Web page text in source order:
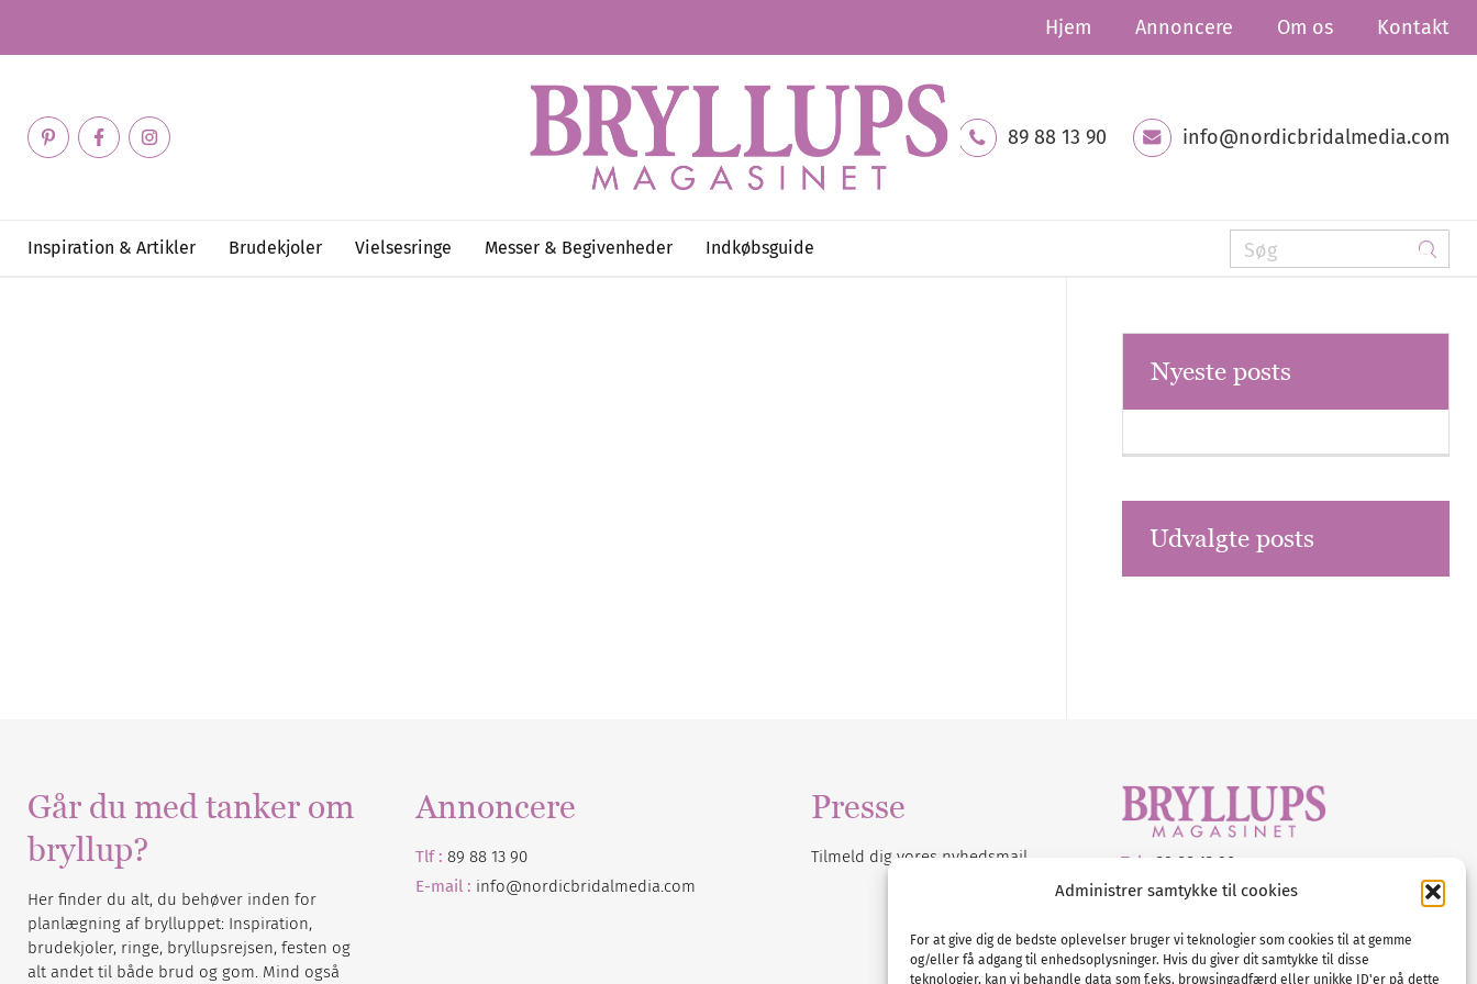
Administrer samtykke til cookies
For at give dig de bedste oplevelser bruger vi teknologier som cookies til at gemme
og/eller få adgang til enhedsoplysninger. Hvis du giver dit samtykke til disse
teknologier, kan vi behandle data som f.eks. browsingadfærd eller unikke ID'er på dette
Hjem Annoncere Om os Kontakt
89 88 13 90 info@nordicbridalmedia.com
Inspiration & Artikler Brudekjoler Vielsesringe Messer & Begivenheder Indkøbsguide
Nyeste posts
Udvalgte posts
Går du med tanker om
bryllup?
Her finder du alt, du behøver inden for
planlægning af brylluppet: Inspiration,
brudekjoler, ringe, bryllupsrejsen, festen og
alt andet til både brud og gom. Mind også
Annoncere
Tlf : 89 88 13 90
E-mail : info@nordicbridalmedia.com
Presse
Tilmeld dig vores nyhedsmail Tel :
89 88 13 90
E-post:info@nordicbridalmedia.com
© All rights reserved.
Org.nr: DK34787271